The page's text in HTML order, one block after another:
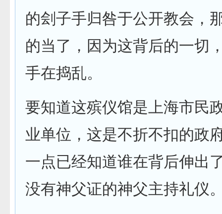
的刽子手归咎于公开教会，
的当了，因为这背后的一切
手在捣乱。
要知道这殡仪馆是上海市民
业单位，这是不折不扣的政
一点已经知道谁在背后伸出
没有神父证的神父主持礼仪